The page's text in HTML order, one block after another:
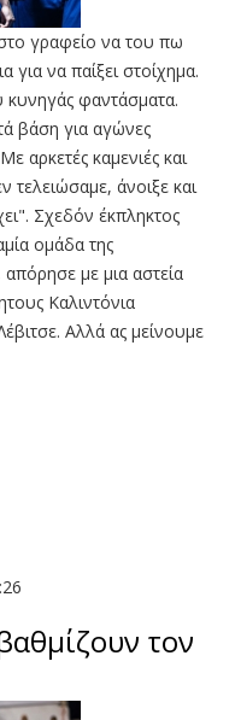
γραφείο να του πω
για να παίξει στοίχημα.
φαντάσματα.
βάση για αγώνες
αρκετές καμενιές και
άνοιξε και
Σχεδόν έκπληκτος
ομάδα της
με μια αστεία
Καλιντόνια
Αλλά ας μείνουμε
τον